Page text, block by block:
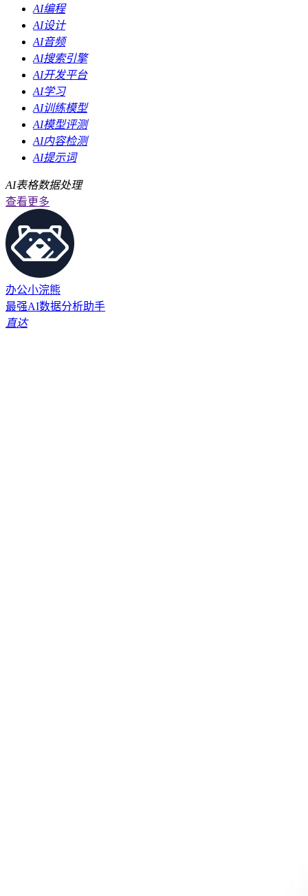
AI编程
AI设计
AI音频
AI搜索引擎
AI开发平台
AI学习
AI训练模型
AI模型评测
AI内容检测
AI提示词
AI表格数据处理
查看更多
办公小浣熊
最强AI数据分析助手
直达